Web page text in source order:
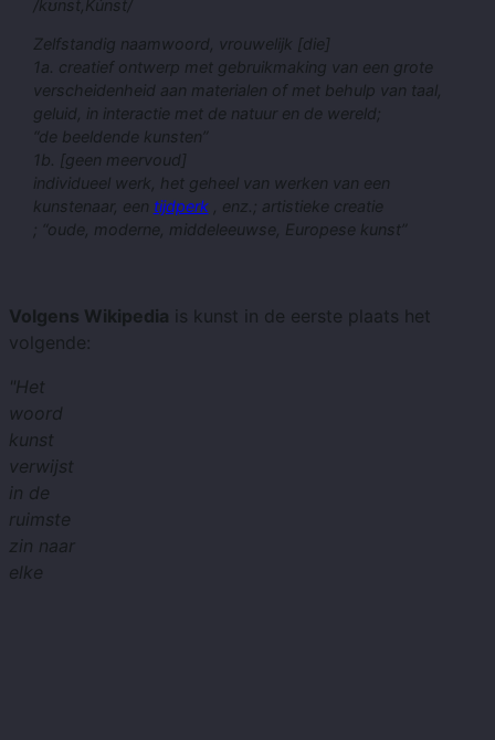
/kʊnst,Kúnst/
Zelfstandig naamwoord, vrouwelijk [die]
1a. creatief ontwerp met gebruikmaking van een grote
verscheidenheid aan materialen of met behulp van taal,
geluid, in interactie met de natuur en de wereld;
“de beeldende kunsten”
1b. [geen meervoud]
individueel werk, het geheel van werken van een
kunstenaar, een tijdperk, enz.; artistieke creatie
; “oude, moderne, middeleeuwse, Europese kunst”
Volgens Wikipedia is kunst in de eerste plaats het
volgende:
"Het
woord
kunst
verwijst
in de
ruimste
zin naar
elke